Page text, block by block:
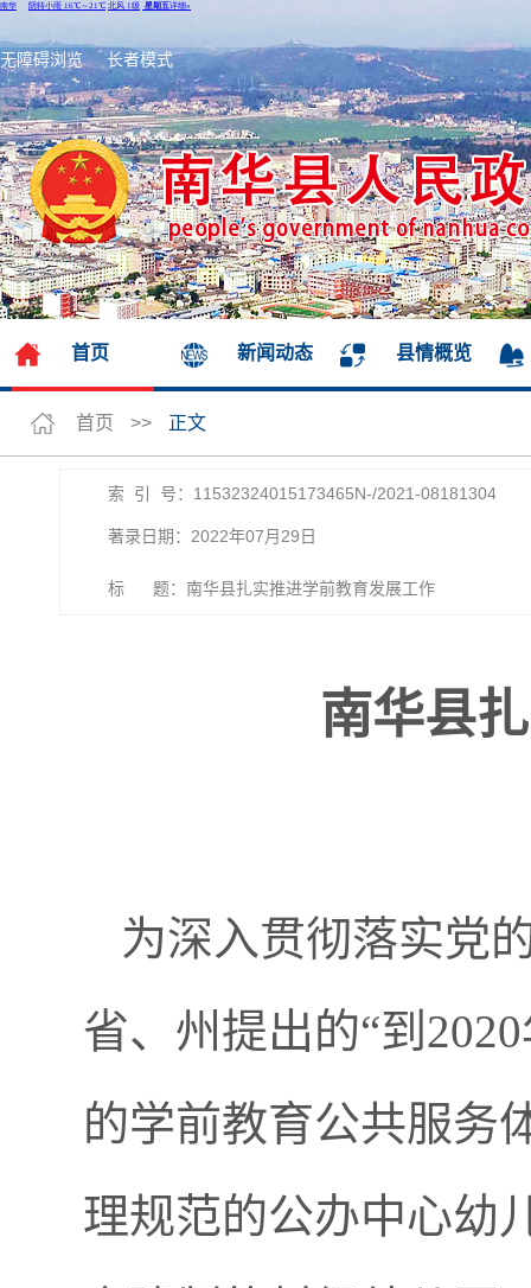
无障碍浏览 长者模式
首页 新闻动态 县情概览
首页 >> 正文
索 引 号：11532324015173465N-/2021-08181304
著录日期：2022年07月29日
标 题：南华县扎实推进学前教育发展工作
南华县
为深入贯彻落实党
省、州提出的“到
的学前教育公共服务
理规范的公办中心幼